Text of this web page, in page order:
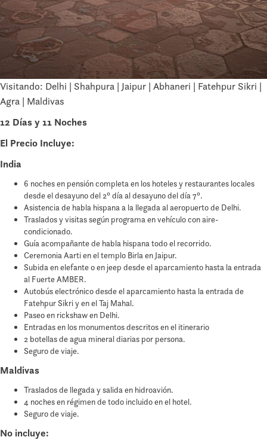
Visitando: Delhi | Shahpura | Jaipur | Abhaneri | Fatehpur Sikri |
Agra | Maldivas
12 Días y 11 Noches
El Precio Incluye:
India
6 noches en pensión completa en los hoteles y restaurantes locales
desde el desayuno del 2º día al desayuno del día 7º.
Asistencia de habla hispana a la llegada al aeropuerto de Delhi.
Traslados y visitas según programa en vehículo con aire-
condicionado.
Guía acompañante de habla hispana todo el recorrido.
Ceremonia Aarti en el templo Birla en Jaipur.
Subida en elefante o en jeep desde el aparcamiento hasta la entrada
al Fuerte AMBER.
Autobús electrónico desde el aparcamiento hasta la entrada de
Fatehpur Sikri y en el Taj Mahal.
Paseo en rickshaw en Delhi.
Entradas en los monumentos descritos en el itinerario
2 botellas de agua mineral diarias por persona.
Seguro de viaje.
Maldivas
Traslados de llegada y salida en hidroavión.
4 noches en régimen de todo incluido en el hotel.
Seguro de viaje.
No incluye: